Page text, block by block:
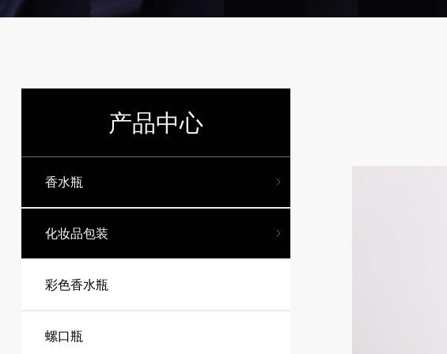
产品中心
香水瓶
化妆品包装
彩色香水瓶
螺口瓶